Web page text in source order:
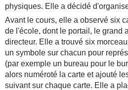
physiques. Elle a décidé
Avant le cours, elle a observé six
de l'école, dont le portail, le grand
directeur. Elle a trouvé six
un symbole sur chacun pour
(par exemple un bureau pour le
alors numéroté la carte et ajouté
suivant sur chaque carte. Elle a